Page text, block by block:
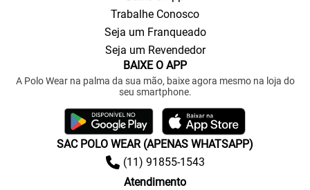
Trabalhe Conosco
Seja um Franqueado
Seja um Revendedor
BAIXE O APP
A Polo Wear na palma da sua mão, baixe agora mesmo na loja do
seu smartphone.
SAC POLO WEAR (APENAS WHATSAPP)
(11) 91855-1543
Atendimento